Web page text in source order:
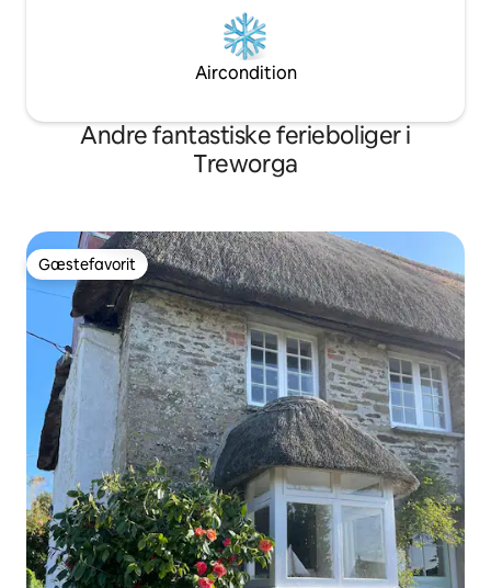
Aircondition
Andre fantastiske ferieboliger i
Treworga
Gæstefavorit
Gæstefavorit